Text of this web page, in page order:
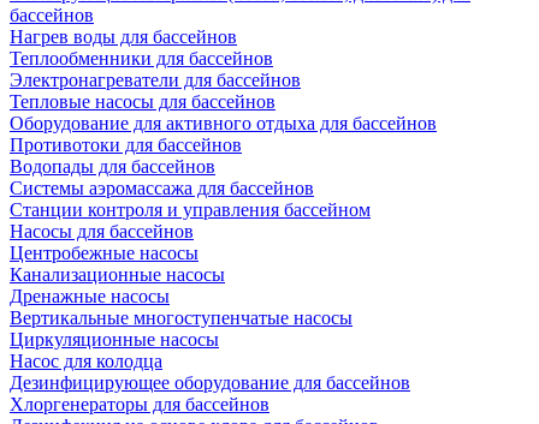
бассейнов
Нагрев воды для бассейнов
Теплообменники для бассейнов
Электронагреватели для бассейнов
Тепловые насосы для бассейнов
Оборудование для активного отдыха для бассейнов
Противотоки для бассейнов
Водопады для бассейнов
Системы аэромассажа для бассейнов
Станции контроля и управления бассейном
Насосы для бассейнов
Центробежные насосы
Канализационные насосы
Дренажные насосы
Вертикальные многоступенчатые насосы
Циркуляционные насосы
Насос для колодца
Дезинфицирующее оборудование для бассейнов
Хлоргенераторы для бассейнов